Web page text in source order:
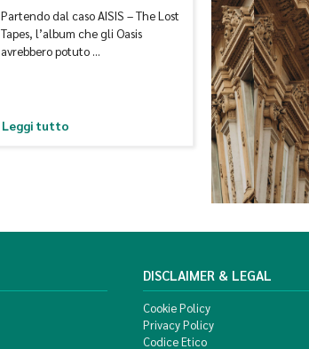
Partendo dal caso AISIS – The Lost
Tapes, l’album che gli Oasis
avrebbero potuto …
Leggi tutto
DISCLAIMER & LEGAL
Cookie Policy
Privacy Policy
Codice Etico